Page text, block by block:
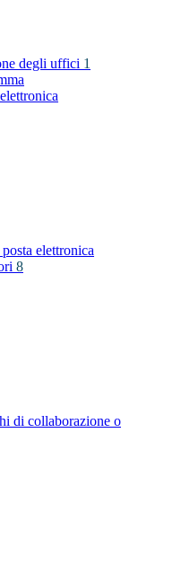
degli uffici 1
elettronica
8
di collaborazione o